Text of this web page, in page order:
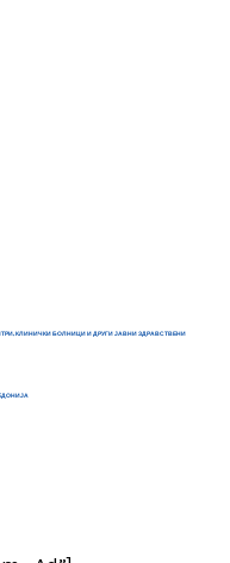
КЛИНИЧКИ БОЛНИЦИ И ДРУГИ ЈАВНИ ЗДРАВСТВЕНИ